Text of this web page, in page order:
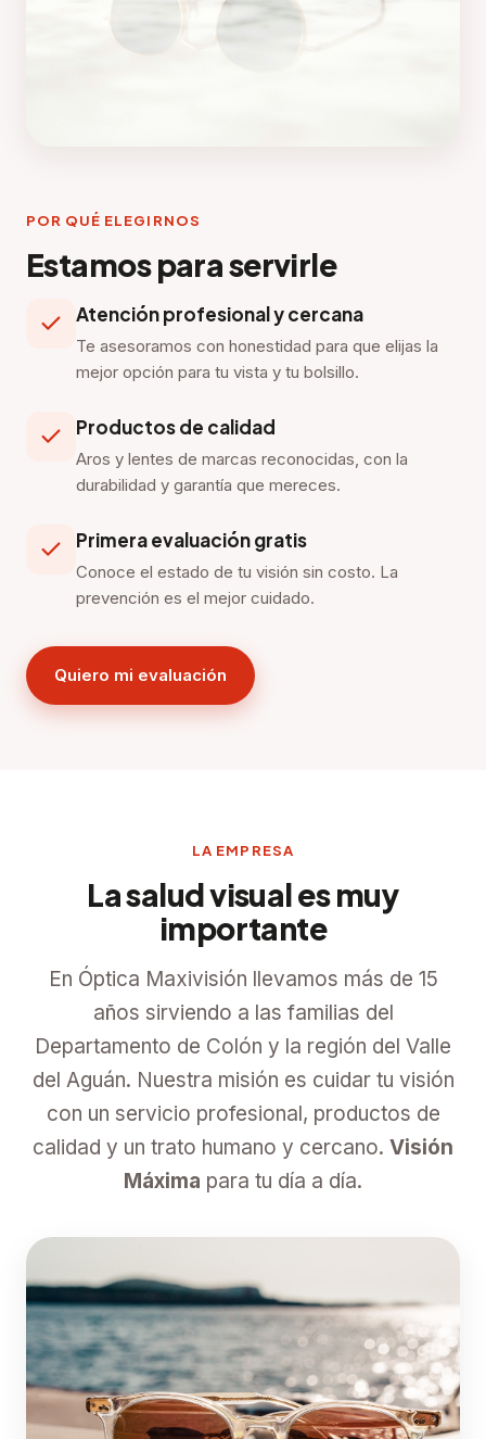
POR QUÉ ELEGIRNOS
Estamos para servirle
Atención profesional y cercana
Te asesoramos con honestidad para que elijas la
mejor opción para tu vista y tu bolsillo.
Productos de calidad
Aros y lentes de marcas reconocidas, con la
durabilidad y garantía que mereces.
Primera evaluación gratis
Conoce el estado de tu visión sin costo. La
prevención es el mejor cuidado.
Quiero mi evaluación
LA EMPRESA
La salud visual es muy
importante
En Óptica Maxivisión llevamos más de 15
años sirviendo a las familias del
Departamento de Colón y la región del Valle
del Aguán. Nuestra misión es cuidar tu visión
con un servicio profesional, productos de
calidad y un trato humano y cercano. Visión
Máxima para tu día a día.